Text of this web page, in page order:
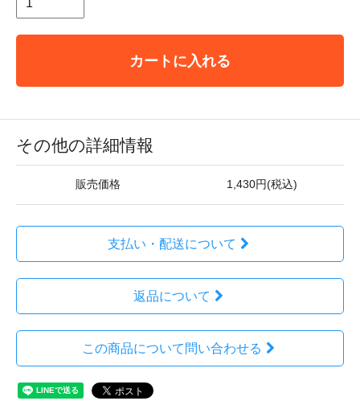
カートに入れる
その他の詳細情報
販売価格 1,430円(税込)
支払い・配送について
返品について
この商品について問い合わせる